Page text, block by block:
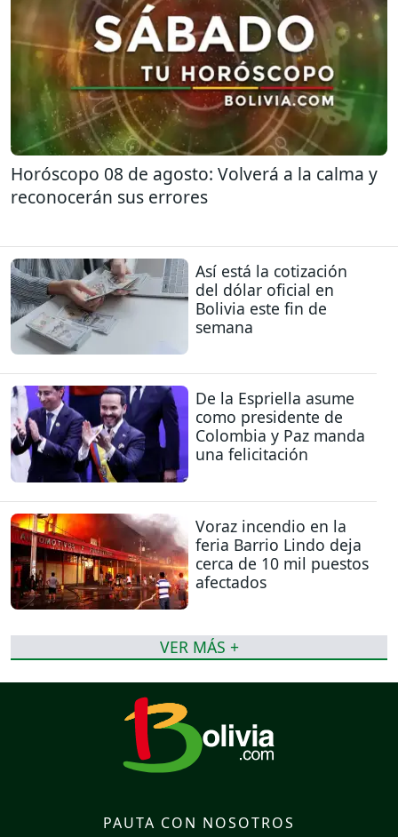
Horóscopo 08 de agosto: Volverá a la calma y
reconocerán sus errores
Así está la cotización
del dólar oficial en
Bolivia este fin de
semana
De la Espriella asume
como presidente de
Colombia y Paz manda
una felicitación
Voraz incendio en la
feria Barrio Lindo deja
cerca de 10 mil puestos
afectados
VER MÁS +
PAUTA CON NOSOTROS